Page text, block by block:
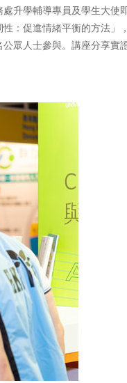
升學輔導專員及學生大使
：促進情緒平衡的方法」
眾人士參與。講座分享實